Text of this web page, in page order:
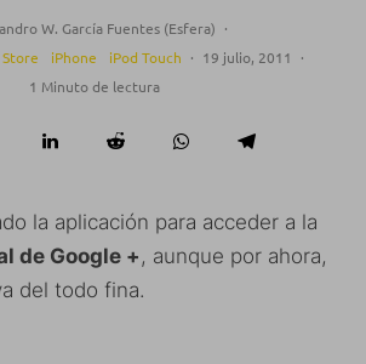
W. García Fuentes (Esfera) ·
iPhone iPod Touch · 19 julio, 2011
·
1 Minuto de lectura
la aplicación para acceder a la
de Google + , aunque por ahora,
del todo fina.